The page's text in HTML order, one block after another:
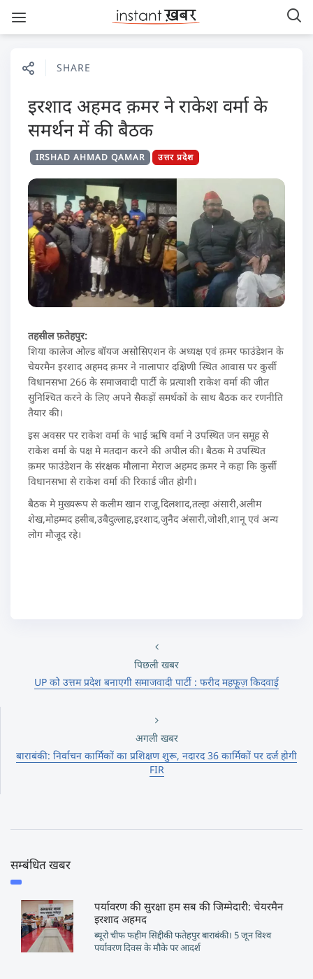
SHARE
इरशाद अहमद क़मर ने राकेश वर्मा के
समर्थन में की बैठक
IRSHAD AHMAD QAMAR उत्तर प्रदेश
तहसील फ़तेहपुर:
शिया कालेज ओल्ड बॉयज असोसिएशन के अध्यक्ष एवं क़मर फाउंडेशन के
चेयरमैन इरशाद अहमद क़मर ने नालापार दक्षिणी स्थित आवास पर कुर्सी
विधानसभा 266 के समाजवादी पार्टी के प्रत्याशी राकेश वर्मा की जीत
सुनिश्चित करने के लिए अपने सैकड़ों समर्थकों के साथ बैठक कर रणनीति
तैयार की।
इस अवसर पर राकेश वर्मा के भाई ऋषि वर्मा ने उपस्थित जन समूह से
राकेश वर्मा के पक्ष मे मतदान करने की अपील की। बैठक मे उपस्थित
क़मर फाउंडेशन के संरक्षक मौलाना मेराज अहमद क़मर ने कहा कि कुर्सी
विधानसभा से राकेश वर्मा की रिकार्ड जीत होगी।
बैठक मे मुख्यरूप से कलीम खान राजू,दिलशाद,तल्हा अंसारी,अलीम
शेख,मोहम्मद हसीब,उबैदुल्लाह,इरशाद,जुनैद अंसारी,जोशी,शानू एवं अन्य
लोग मौजूद रहे।
पिछली खबर
UP को उत्तम प्रदेश बनाएगी समाजवादी पार्टी : फरीद महफूज़ किदवाई
अगली खबर
बाराबंकी: निर्वाचन कार्मिकों का प्रशिक्षण शुरू, नदारद 36 कार्मिकों पर दर्ज होगी
FIR
सम्बंधित खबर
पर्यावरण की सुरक्षा हम सब की जिम्मेदारी: चेयरमैन
इरशाद अहमद
ब्यूरो चीफ फहीम सिद्दीकी फतेहपुर बाराबंकी। 5 जून विश्व
पर्यावरण दिवस के मौके पर आदर्श